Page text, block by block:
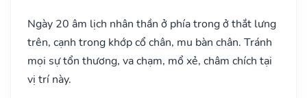
Ngày 20 âm lịch nhân thần ở phía trong ở thắt lưng
trên, cạnh trong khớp cổ chân, mu bàn chân. Tránh
mọi sự tổn thương, va chạm, mổ xẻ, châm chích tại
vị trí này.